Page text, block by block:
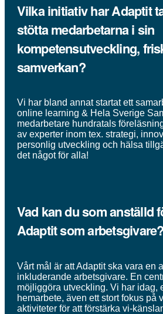
Vilka initiativ har Adaptit
stötta medarbetarna i sin
kompetensutveckling,
samverkan?
Vi har bland annat startat ett
online learning & Hela Sverige
medarbetare hundratals
av experter inom tex. strategi,
personlig utveckling och hälsa
det något för alla!
Vad kan du som anställd
Adaptit som arbetsgivare?
Vårt mål är att Adaptit ska vara en
inkluderande arbetsgivare. En
möjliggöra utveckling. Vi har idag,
hemarbete, även ett stort fokus på
aktiviteter för att förstärka vi-